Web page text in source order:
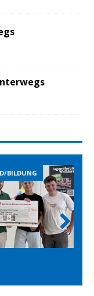
BILDUNG
Nex
t